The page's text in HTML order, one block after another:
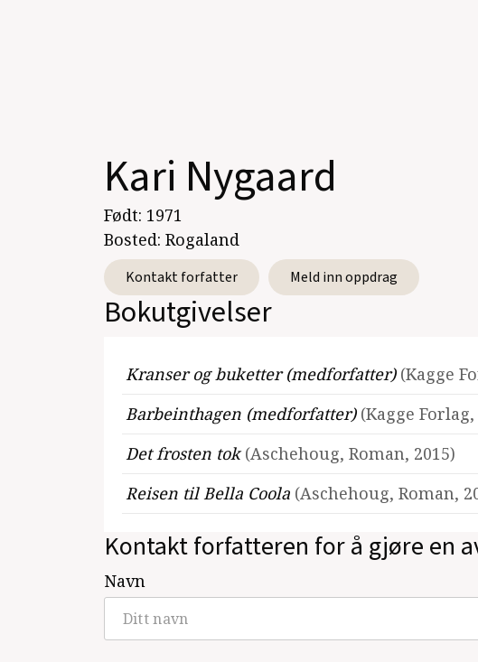
Kari Nygaard
Født: 1971
Bosted: Rogaland
Kontakt forfatter Meld inn oppdrag
Bokutgivelser
Kranser og buketter (medforfatter) (Kagge
Barbeinthagen (medforfatter) (Kagge Forlag,
Det frosten tok(Aschehoug, Roman, 2015)
Reisen til Bella Coola (Aschehoug, Roman,
Kontakt forfatteren for å gjøre en
Navn